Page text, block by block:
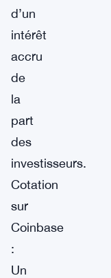
d’un
intérêt
accru
de
la
part
des
investisseurs.
Cotation
sur
Coinbase
:
Un